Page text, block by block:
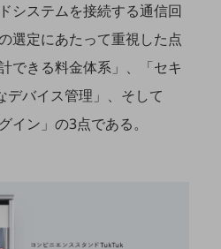
介
システムを接続する通信回
選定にあたって重視した点
できる料金体系」、「セキ
デバイス管理」、そして
イン」の3点である。